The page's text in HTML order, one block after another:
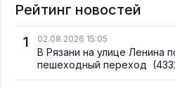
Рейтинг новостей
1
02.08.2026 15:05
В Рязани на улице Ленина
пешеходный переход